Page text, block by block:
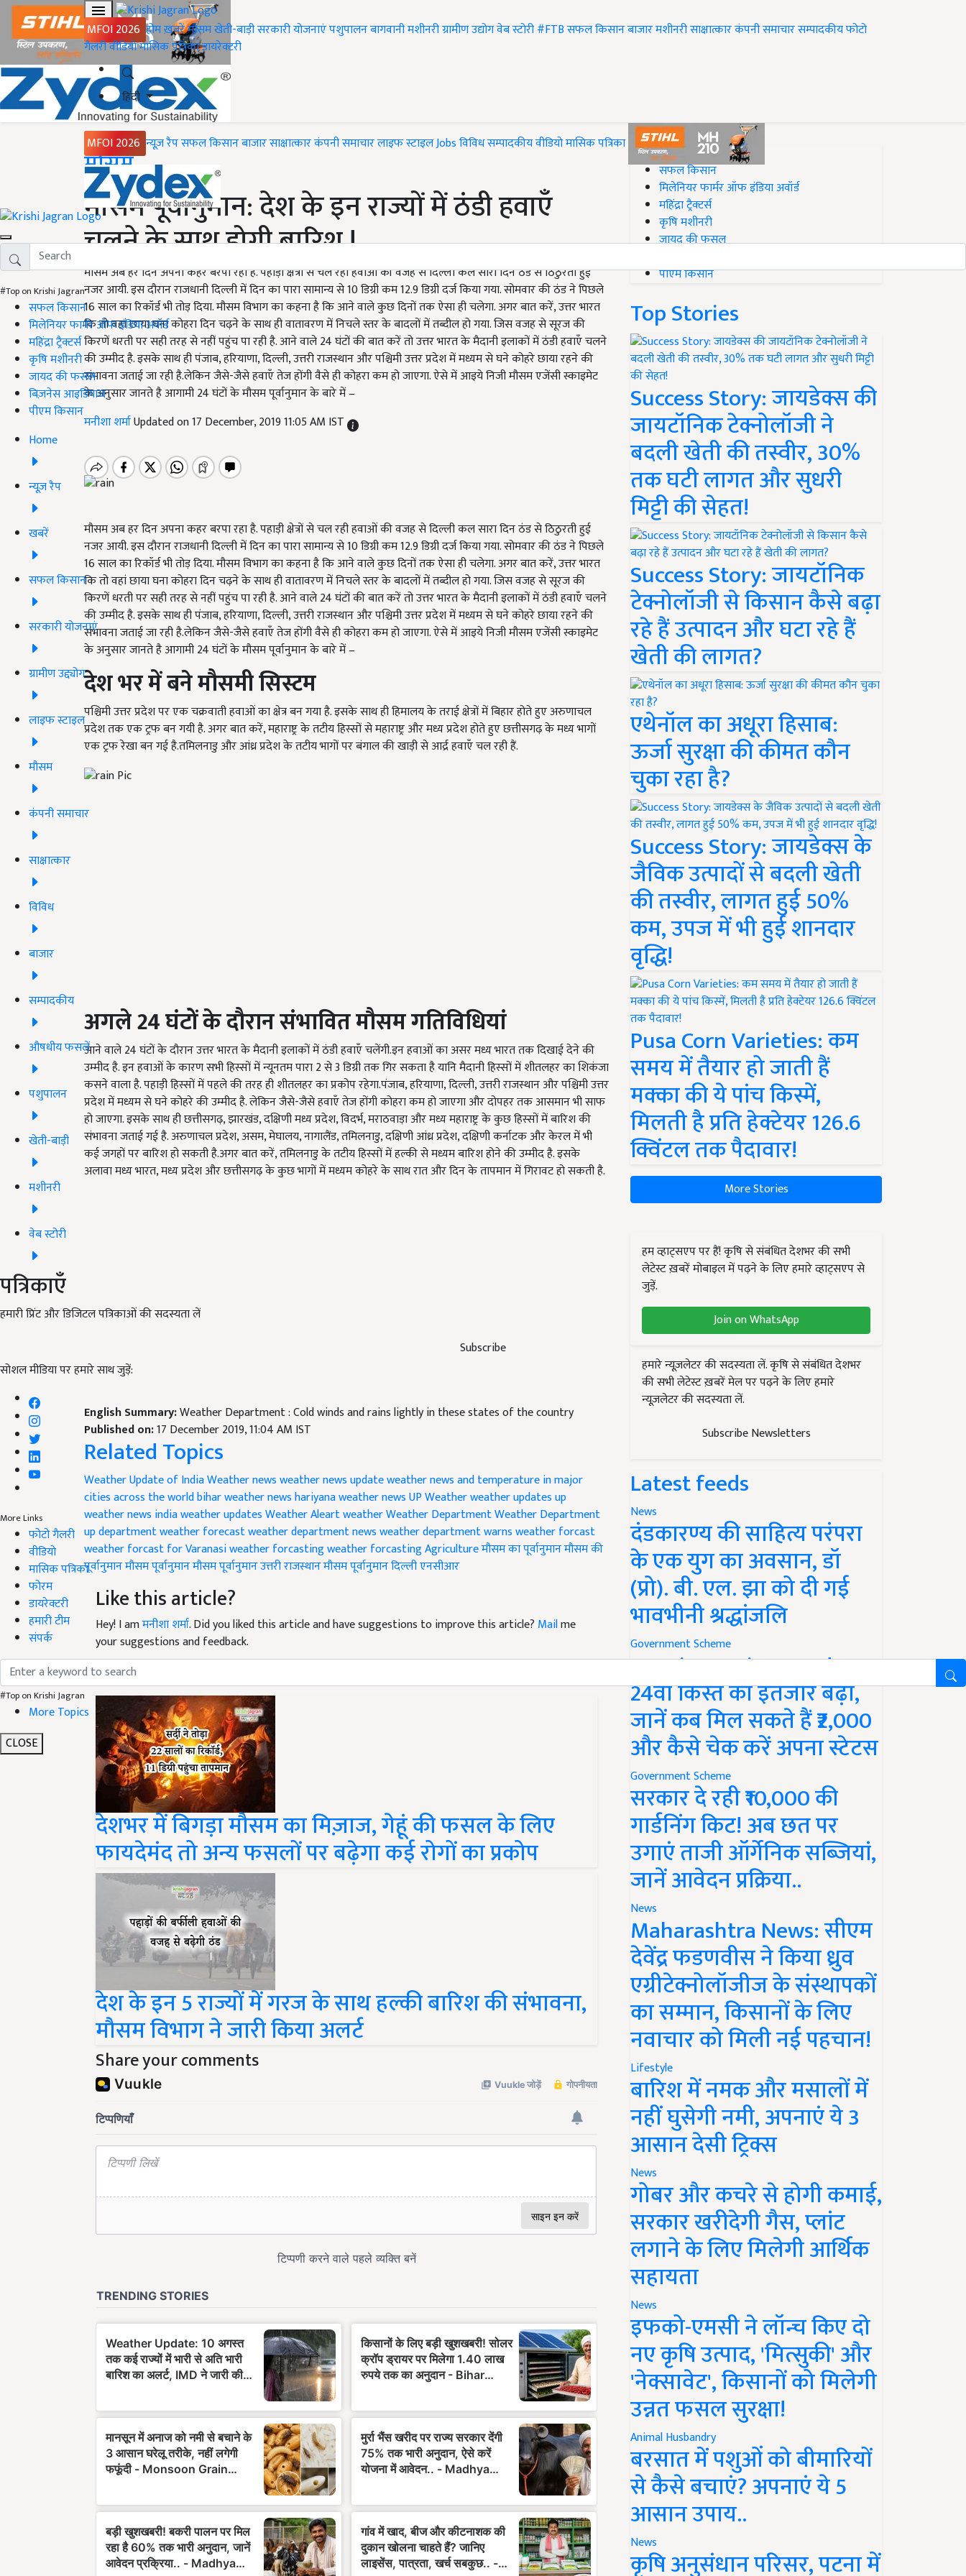
MFOI 2026 होमख़बरेंमौसमखेती-बाड़ीसरकारी योजनाएंपशुपालनबागवानीमशीनरीग्रामीण उद्योगवेब स्टोरी#FTBसफल किसानबाजारमशीनरीसाक्षात्कारकंपनी समाचारसम्पादकीयफोटो
गैलरीवीडियोमासिक पत्रिकाडायरेक्टरी
हिंदी
MFOI 2026 न्यूज़ रैपसफल किसानबाजारसाक्षात्कारकंपनी समाचारलाइफ स्टाइलJobsविविधसम्पादकीयवीडियोमासिक पत्रिका
#Top on Krishi Jagran
सफल किसान
मिलेनियर फार्मर ऑफ इंडिया अवॉर्ड
महिंद्रा ट्रैक्टर्स
कृषि मशीनरी
जायद की फसल
बिज़नेस आइडियाज
पीएम किसान
Home
न्यूज़ रैप
खबरें
सफल किसान
सरकारी योजनाएं
ग्रामीण उद्द्योग
लाइफ स्टाइल
मौसम
कंपनी समाचार
साक्षात्कार
विविध
बाजार
सम्पादकीय
औषधीय फसलें
पशुपालन
खेती-बाड़ी
मशीनरी
वेब स्टोरी
पत्रिकाएँ
हमारी प्रिंट और डिजिटल पत्रिकाओं की सदस्यता लें
Subscribe
सोशल मीडिया पर हमारे साथ जुड़ें:
More Links
फोटो गैलरी
वीडियो
मासिक पत्रिका
फोरम
डायरेक्टरी
हमारी टीम
संपर्क
#Top on Krishi Jagran
More Topics
CLOSE
Home
मौसम
मौसम पूर्वानुमान: देश के इन राज्यों में ठंडी हवाएँ
चलने के साथ होगी बारिश !
मौसम अब हर दिन अपना कहर बरपा रहा है. पहाड़ी क्षेत्रों से चल रही हवाओं की वजह से दिल्ली कल सारा दिन ठंड से ठिठुरती हुई
नजर आयी. इस दौरान राजधानी दिल्ली में दिन का पारा सामान्य से 10 डिग्री कम 12.9 डिग्री दर्ज किया गया. सोमवार की ठंड ने पिछले
16 साल का रिकॉर्ड भी तोड़ दिया. मौसम विभाग का कहना है कि आने वाले कुछ दिनों तक ऐसा ही चलेगा. अगर बात करें, उत्तर भारत
कि तो वहां छाया घना कोहरा दिन चढ़ने के साथ ही वातावरण में निचले स्तर के बादलों में तब्दील हो गया. जिस वजह से सूरज की
किरणें धरती पर सही तरह से नहीं पहुंच पा रही है. आने वाले 24 घंटों की बात करें तो उत्तर भारत के मैदानी इलाकों में ठंडी हवाएँ चलने
की उम्मीद है. इसके साथ ही पंजाब, हरियाणा, दिल्ली, उत्तरी राजस्थान और पश्चिमी उत्तर प्रदेश में मध्यम से घने कोहरे छाया रहने की
संभावना जताई जा रही है.लेकिन जैसे-जैसे हवाएँ तेज होंगी वैसे ही कोहरा कम हो जाएगा. ऐसे में आइये निजी मौसम एजेंसी स्काइमेट
के अनुसार जानते है आगामी 24 घंटों के मौसम पूर्वानुमान के बारे में –
मनीशा शर्माUpdated on 17 December, 2019 11:05 AM IST
मौसम अब हर दिन अपना कहर बरपा रहा है. पहाड़ी क्षेत्रों से चल रही हवाओं की वजह से दिल्ली कल सारा दिन ठंड से ठिठुरती हुई
नजर आयी. इस दौरान राजधानी दिल्ली में दिन का पारा सामान्य से 10 डिग्री कम 12.9 डिग्री दर्ज किया गया. सोमवार की ठंड ने पिछले
16 साल का रिकॉर्ड भी तोड़ दिया. मौसम विभाग का कहना है कि आने वाले कुछ दिनों तक ऐसा ही चलेगा. अगर बात करें, उत्तर भारत
कि तो वहां छाया घना कोहरा दिन चढ़ने के साथ ही वातावरण में निचले स्तर के बादलों में तब्दील हो गया. जिस वजह से सूरज की
किरणें धरती पर सही तरह से नहीं पहुंच पा रही है. आने वाले 24 घंटों की बात करें तो उत्तर भारत के मैदानी इलाकों में ठंडी हवाएँ चलने
की उम्मीद है. इसके साथ ही पंजाब, हरियाणा, दिल्ली, उत्तरी राजस्थान और पश्चिमी उत्तर प्रदेश में मध्यम से घने कोहरे छाया रहने की
संभावना जताई जा रही है.लेकिन जैसे-जैसे हवाएँ तेज होंगी वैसे ही कोहरा कम हो जाएगा. ऐसे में आइये निजी मौसम एजेंसी स्काइमेट
के अनुसार जानते है आगामी 24 घंटों के मौसम पूर्वानुमान के बारे में –
देश भर में बने मौसमी सिस्टम
पश्चिमी उत्तर प्रदेश पर एक चक्रवाती हवाओं का क्षेत्र बन गया है. इसके साथ ही हिमालय के तराई क्षेत्रों में बिहार होते हुए अरुणाचल
प्रदेश तक एक ट्रफ बन गयी है. अगर बात करें, महाराष्ट्र के तटीय हिस्सों से महाराष्ट्र और मध्य प्रदेश होते हुए छत्तीसगढ़ के मध्य भागों
एक ट्रफ रेखा बन गई है.तमिलनाडु और आंध्र प्रदेश के तटीय भागों पर बंगाल की खाड़ी से आर्द्र हवाएँ चल रही हैं.
अगले 24 घंटों के दौरान संभावित मौसम गतिविधियां
आने वाले 24 घंटों के दौरान उत्तर भारत के मैदानी इलाकों में ठंडी हवाएँ चलेंगी.इन हवाओं का असर मध्य भारत तक दिखाई देने की
उम्मीद है. इन हवाओं के कारण सभी हिस्सों में न्यूनतम पारा 2 से 3 डिग्री तक गिर सकता है यानि मैदानी हिस्सों में शीतलहर का शिकंजा
कसने वाला है. पहाड़ी हिस्सों में पहले की तरह ही शीतलहर का प्रकोप रहेगा.पंजाब, हरियाणा, दिल्ली, उत्तरी राजस्थान और पश्चिमी उत्तर
प्रदेश में मध्यम से घने कोहरे की उम्मीद है. लेकिन जैसे-जैसे हवाएँ तेज होंगी कोहरा कम हो जाएगा और दोपहर तक आसमान भी साफ ​​
हो जाएगा. इसके साथ ही छत्तीसगढ़, झारखंड, दक्षिणी मध्य प्रदेश, विदर्भ, मराठवाड़ा और मध्य महाराष्ट्र के कुछ हिस्सों में बारिश की
संभावना जताई गई है. अरुणाचल प्रदेश, असम, मेघालय, नागालैंड, तमिलनाडु, दक्षिणी आंध्र प्रदेश, दक्षिणी कर्नाटक और केरल में भी
कई जगहों पर बारिश हो सकती है.अगर बात करें, तमिलनाडु के तटीय हिस्सों में हल्की से मध्यम बारिश होने की उम्मीद है. इसके
अलावा मध्य भारत, मध्य प्रदेश और छत्तीसगढ़ के कुछ भागों में मध्यम कोहरे के साथ रात और दिन के तापमान में गिरावट हो सकती है.
English Summary:Weather Department : Cold winds and rains lightly in these states of the country
Published on:17 December 2019, 11:04 AM IST
Related Topics
Weather Update of IndiaWeather newsweather news updateweather news and temperature in major
cities across the worldbihar weather newshariyana weather newsUP Weatherweather updatesup
weather news india weather updatesWeather AleartweatherWeather DepartmentWeather Department
updepartment weather forecastweather department newsweather department warnsweather forcast
weather forcast for Varanasiweather forcastingweather forcasting Agricultureमौसम का पूर्वानुमानमौसम की
पूर्वानुमानमौसम पूर्वानुमानमौसम पूर्वानुमान उत्तरी राजस्थानमौसम पूर्वानुमान दिल्ली एनसीआर
Like this article?
Hey! I amमनीशा शर्मा. Did you liked this article and have suggestions to improve this article? Mailme
your suggestions and feedback.
Read next
देशभर में बिगड़ा मौसम का मिज़ाज, गेहूं की फसल के लिए
फायदेमंद तो अन्य फसलों पर बढ़ेगा कई रोगों का प्रकोप
देश के इन 5 राज्यों में गरज के साथ हल्की बारिश की संभावना,
मौसम विभाग ने जारी किया अलर्ट
Share your comments
#Top on Krishi Jagran
सफल किसान
मिलेनियर फार्मर ऑफ इंडिया अवॉर्ड
महिंद्रा ट्रैक्टर्स
कृषि मशीनरी
जायद की फसल
पीएम किसान
Top Stories
Success Story: जायडेक्स की
जायटॉनिक टेक्नोलॉजी ने
बदली खेती की तस्वीर, 30%
तक घटी लागत और सुधरी
मिट्टी की सेहत!
Success Story: जायटॉनिक
टेक्नोलॉजी से किसान कैसे बढ़ा
रहे हैं उत्पादन और घटा रहे हैं
खेती की लागत?
एथेनॉल का अधूरा हिसाब:
ऊर्जा सुरक्षा की कीमत कौन
चुका रहा है?
Success Story: जायडेक्स के
जैविक उत्पादों से बदली खेती
की तस्वीर, लागत हुई 50%
कम, उपज में भी हुई शानदार
वृद्धि!
Pusa Corn Varieties: कम
समय में तैयार हो जाती हैं
मक्का की ये पांच किस्में,
मिलती है प्रति हेक्टेयर 126.6
क्विंटल तक पैदावार!
More Stories
हम व्हाट्सएप पर हैं! कृषि से संबंधित देशभर की सभी
लेटेस्ट ख़बरें मोबाइल में पढ़ने के लिए हमारे व्हाट्सएप से
जुड़ें.
Join on WhatsApp
हमारे न्यूज़लेटर की सदस्यता लें. कृषि से संबंधित देशभर
की सभी लेटेस्ट ख़बरें मेल पर पढ़ने के लिए हमारे
न्यूज़लेटर की सदस्यता लें.
Subscribe Newsletters
Latest feeds
News
दंडकारण्य की साहित्य परंपरा
के एक युग का अवसान, डॉ
(प्रो). बी. एल. झा को दी गई
भावभीनी श्रद्धांजलि
Government Scheme
PM Kisan Yojana Update:
24वीं किस्त का इंतजार बढ़ा,
जानें कब मिल सकते हैं ₹2,000
और कैसे चेक करें अपना स्टेटस
Government Scheme
सरकार दे रही ₹10,000 की
गार्डनिंग किट! अब छत पर
उगाएं ताजी ऑर्गेनिक सब्जियां,
जानें आवेदन प्रक्रिया..
News
Maharashtra News: सीएम
देवेंद्र फडणवीस ने किया ध्रुव
एग्रीटेक्नोलॉजीज के संस्थापकों
का सम्मान, किसानों के लिए
नवाचार को मिली नई पहचान!
Lifestyle
बारिश में नमक और मसालों में
नहीं घुसेगी नमी, अपनाएं ये 3
आसान देसी ट्रिक्स
News
गोबर और कचरे से होगी कमाई,
सरकार खरीदेगी गैस, प्लांट
लगाने के लिए मिलेगी आर्थिक
सहायता
News
इफको-एमसी ने लॉन्च किए दो
नए कृषि उत्पाद, 'मित्सुकी' और
'नेक्सावेट', किसानों को मिलेगी
उन्नत फसल सुरक्षा!
Animal Husbandry
बरसात में पशुओं को बीमारियों
से कैसे बचाएं? अपनाएं ये 5
आसान उपाय..
News
कृषि अनुसंधान परिसर, पटना में